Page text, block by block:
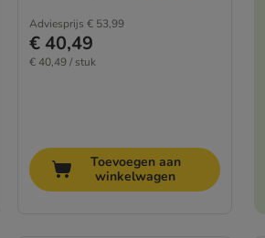
Adviesprijs € 53,99
€ 40,49
€ 40,49 / stuk
Toevoegen aan
winkelwagen